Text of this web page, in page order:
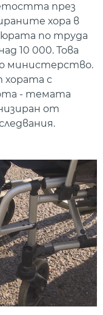
през
хора в
по труда
10 000. Това
министерство.
хората с
- темата
от